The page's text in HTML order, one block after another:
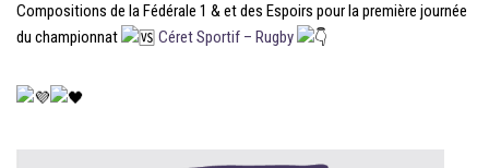
Compositions de la Fédérale 1 & et des Espoirs pour la première journée
du championnat
Céret Sportif – Rugby